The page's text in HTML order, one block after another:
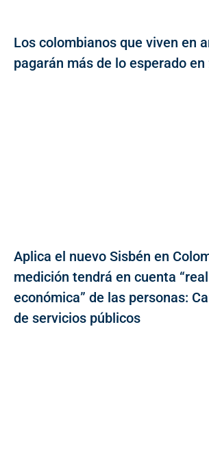
Los colombianos que viven en
pagarán más de lo esperado en
Aplica el nuevo Sisbén en
medición tendrá en cuenta
económica” de las personas:
de servicios públicos